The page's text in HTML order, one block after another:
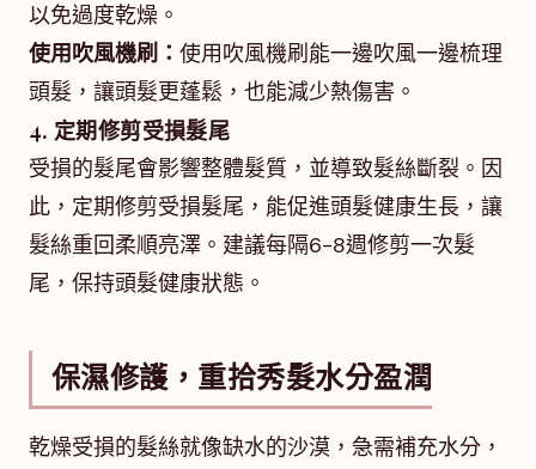
以免過度乾燥。
使用吹風機刷： 使用吹風機刷能一邊吹風一邊梳理
頭髮，讓頭髮更蓬鬆，也能減少熱傷害。
4. 定期修剪受損髮尾
受損的髮尾會影響整體髮質，並導致髮絲斷裂。因
此，定期修剪受損髮尾，能促進頭髮健康生長，讓
髮絲重回柔順亮澤。建議每隔6-8週修剪一次髮
尾，保持頭髮健康狀態。
保濕修護，重拾秀髮水分盈潤
乾燥受損的髮絲就像缺水的沙漠，急需補充水分，